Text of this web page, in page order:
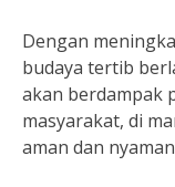
Dengan
budaya tertib
akan berdampak
masyarakat, di
aman dan